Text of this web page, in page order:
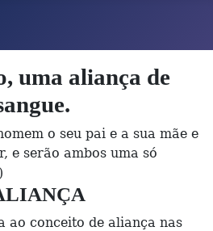
uma aliança de
o seu pai e a sua mãe e
e serão ambos uma só
ao conceito de aliança nas